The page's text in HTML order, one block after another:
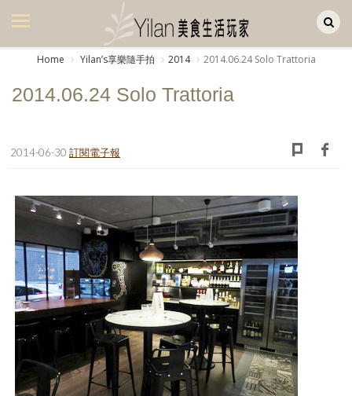
美食集
生活風
書房集
日記簿
餐桌週記
享樂隨手拍
照相簿
Home Yilanʼs享樂隨手拍 2014 2014.06.24 Solo Trattoria
2014.06.24 Solo Trattoria
2014-06-30 訂閱電子報